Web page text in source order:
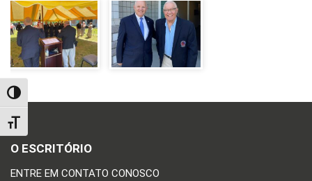
TOGGLE HIGH CONTRAST
TOGGLE FONT SIZE
O ESCRITÓRIO
ENTRE EM CONTATO CONOSCO